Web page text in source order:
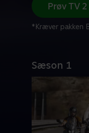
Prøv TV
*Kræver pakken
Sæson 1